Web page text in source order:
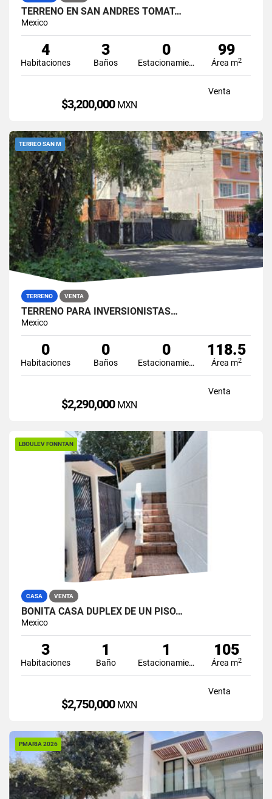
TERRENO EN SAN ANDRES TOMAT…
Mexico
4
Habitaciones
3
Baños
0
Estacionamiento
99
Área m2
Venta
$3,200,000 MXN
TERREO SAN M
TERRENO VENTA
TERRENO PARA INVERSIONISTAS…
Mexico
0
Habitaciones
0
Baños
0
Estacionamiento
118.5
Área m2
Venta
$2,290,000 MXN
LBOULEV FONNTAN
CASA VENTA
BONITA CASA DUPLEX DE UN PISO…
Mexico
3
Habitaciones
1
Baño
1
Estacionamiento
105
Área m2
Venta
$2,750,000 MXN
PMARIA 2026